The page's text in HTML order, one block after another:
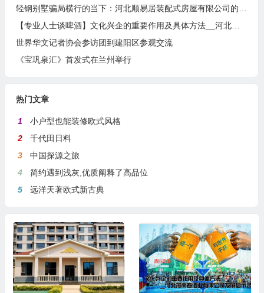
【专业人士谈啤酒】文化兴企的重要作用及具体方法__河北燕南春酒业有限公司发展启示录
世界华文记者协会参访团到建阳区参观交流
《宝巩泉汇》首发式在兰州举行
热门文章
1
小户型也能装修欧式风格
2
千代田日料
3
中国探源之旅
4
简约遇到浅灰,优质阐释了高品位
5
远洋天著欧式新古典